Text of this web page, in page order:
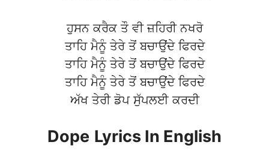
ਹੁਸਨ ਕਰੈਕ ਤੌ ਵੀ ਜ਼ਹਿਰੀ ਨਖਰੋ
ਤਾਹਿ ਮੈਨੂੰ ਤੇਰੇ ਤੋਂ ਬਚਾਉਂਦੇ ਫਿਰਦੇ
ਤਾਹਿ ਮੈਨੂੰ ਤੇਰੇ ਤੋਂ ਬਚਾਉਂਦੇ ਫਿਰਦੇ
ਤਾਹਿ ਮੈਨੂੰ ਤੇਰੇ ਤੋਂ ਬਚਾਉਂਦੇ ਫਿਰਦੇ
ਅੱਖ ਤੇਰੀ ਡੋਪ ਸੁੱਪਲਈ ਕਰਦੀ
Dope Lyrics In English